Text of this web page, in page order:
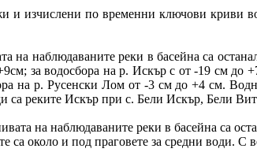
и изчислени по временни ключови криви
на наблюдаваните реки в басейна са
за водосбора на р. Искър с от -19 см
на р. Русенски Лом от -3 см до +4 см.
са реките Искър при с. Бели Искър, Бели
на наблюдаваните реки в басейна са
са около и под праговете за средни води.